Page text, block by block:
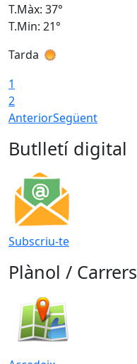
T.Màx: 37°
T.Min: 21°
Tarda
1
2
AnteriorSegüent
Butlletí digital
Subscriu-te
Plànol / Carrers